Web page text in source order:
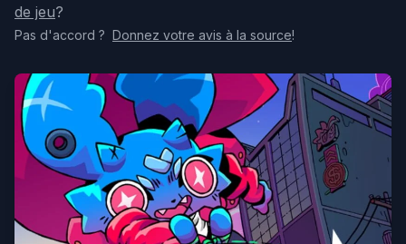
de jeu?
Pas d'accord ? Donnez votre avis à la source!